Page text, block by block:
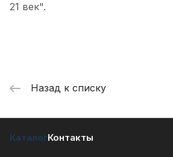
21 век".
Назад к списку
КаталогКонтакты